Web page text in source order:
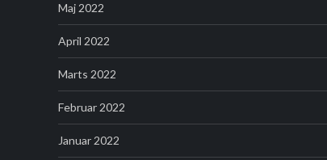
Maj 2022
April 2022
Marts 2022
Februar 2022
Januar 2022